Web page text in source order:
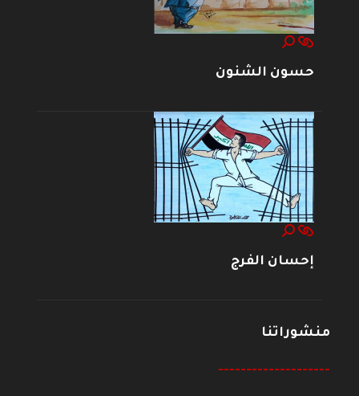
حسون الشنون
إحسان الفرج
منشوراتنا
--------------------